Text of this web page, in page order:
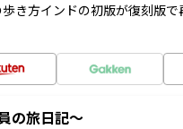
き方インドの初版が復刻版
の旅日記～